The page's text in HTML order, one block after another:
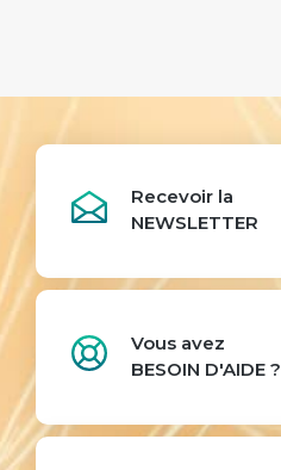
Recevoir la
NEWSLETTER
Vous avez
BESOIN D'AIDE ?